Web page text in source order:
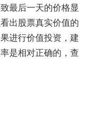
最后一天的价格显
出股票真实价值的
进行价值投资，建
是相对正确的，查